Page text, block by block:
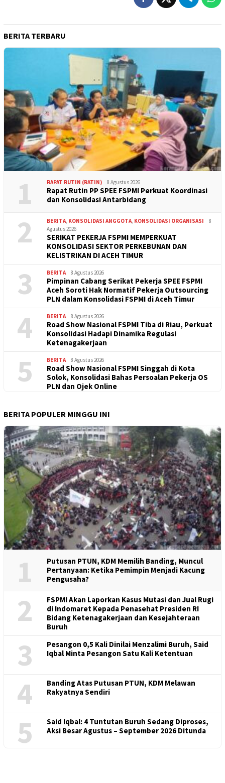
BERITA TERBARU
1 RAPAT RUTIN (RATIN) 8 Agustus 2026
Rapat Rutin PP SPEE FSPMI Perkuat Koordinasi
dan Konsolidasi Antarbidang
2 BERITA, KONSOLIDASI ANGGOTA, KONSOLIDASI ORGANISASI
8
Agustus 2026
SERIKAT PEKERJA FSPMI MEMPERKUAT
KONSOLIDASI SEKTOR PERKEBUNAN DAN
KELISTRIKAN DI ACEH TIMUR
3 BERITA 8 Agustus 2026
Pimpinan Cabang Serikat Pekerja SPEE FSPMI
Aceh Soroti Hak Normatif Pekerja Outsourcing
PLN dalam Konsolidasi FSPMI di Aceh Timur
4 BERITA 8 Agustus 2026
Road Show Nasional FSPMI Tiba di Riau, Perkuat
Konsolidasi Hadapi Dinamika Regulasi
Ketenagakerjaan
5 BERITA 8 Agustus 2026
Road Show Nasional FSPMI Singgah di Kota
Solok, Konsolidasi Bahas Persoalan Pekerja OS
PLN dan Ojek Online
BERITA POPULER MINGGU INI
1
Putusan PTUN, KDM Memilih Banding, Muncul
Pertanyaan: Ketika Pemimpin Menjadi Kacung
Pengusaha?
2
FSPMI Akan Laporkan Kasus Mutasi dan Jual Rugi
di Indomaret Kepada Penasehat Presiden RI
Bidang Ketenagakerjaan dan Kesejahteraan
Buruh
3
Pesangon 0,5 Kali Dinilai Menzalimi Buruh, Said
Iqbal Minta Pesangon Satu Kali Ketentuan
4
Banding Atas Putusan PTUN, KDM Melawan
Rakyatnya Sendiri
5
Said Iqbal: 4 Tuntutan Buruh Sedang Diproses,
Aksi Besar Agustus – September 2026 Ditunda